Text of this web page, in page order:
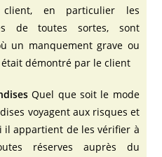
client, en particulier les
de toutes sortes, sont
un manquement grave ou
démontré par le client
Quel que soit le mode
voyagent aux risques et
appartient de les vérifier à
réserves auprès du